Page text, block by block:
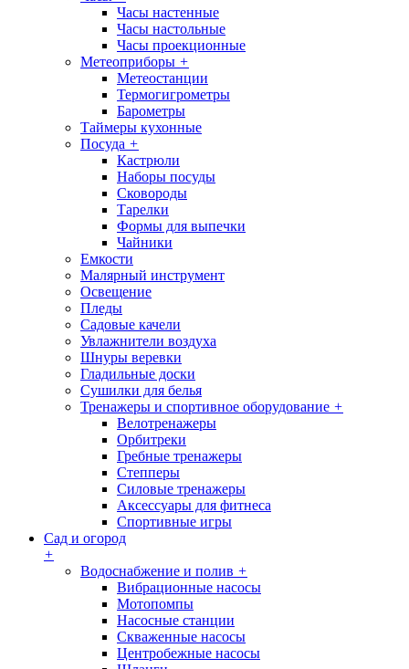
Часы настенные
Часы настольные
Часы проекционные
Метеоприборы +
Метеостанции
Термогигрометры
Барометры
Таймеры кухонные
Посуда +
Кастрюли
Наборы посуды
Сковороды
Тарелки
Формы для выпечки
Чайники
Емкости
Малярный инструмент
Освещение
Пледы
Садовые качели
Увлажнители воздуха
Шнуры веревки
Гладильные доски
Сушилки для белья
Тренажеры и спортивное оборудование +
Велотренажеры
Орбитреки
Гребные тренажеры
Степперы
Силовые тренажеры
Аксессуары для фитнеса
Спортивные игры
Сад и огород
+
Водоснабжение и полив +
Вибрационные насосы
Мотопомпы
Насосные станции
Скваженные насосы
Центробежные насосы